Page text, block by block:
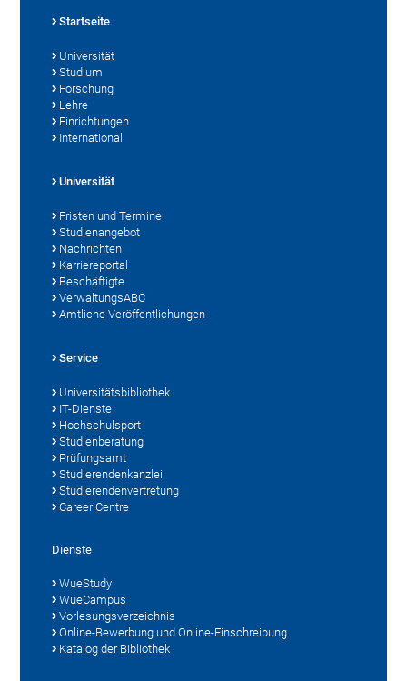
Startseite
Universität
Studium
Forschung
Lehre
Einrichtungen
International
Universität
Fristen und Termine
Studienangebot
Nachrichten
Karriereportal
Beschäftigte
VerwaltungsABC
Amtliche Veröffentlichungen
Service
Universitätsbibliothek
IT-Dienste
Hochschulsport
Studienberatung
Prüfungsamt
Studierendenkanzlei
Studierendenvertretung
Career Centre
Dienste
WueStudy
WueCampus
Vorlesungsverzeichnis
Online-Bewerbung und Online-Einschreibung
Katalog der Bibliothek